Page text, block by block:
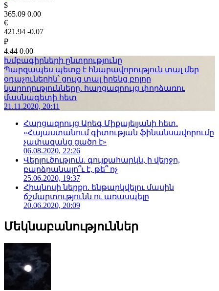
$
365.09 0.00
€
421.94 -0.07
₽
4.44 0.00
Խմբագիրների ընտրությունը
Պարզապես պետք է հնարավորություն տալ մեր
օդաչուներին՝ ցույց տալ իրենց բոլոր
կարողությունները. հարցազրույց փորձառու
մասնագետի հետ
21.11.2020, 20:11
Հարցազրույց Արեգ Միքայելյանի հետ.
«Հայաստանում գիտության ֆինանսավորումը
չափազանց ցածր է»
06.08.2020, 22:26
Վերլուծություն. գույքահարկն, ի վերջո,
բարձրանալո՞ւ է, թե՞ ոչ
25.06.2020, 19:37
Հիպնոսի ներքո. ենթարկվելու մասին
ճշմարտությունն ու առասպելը
20.06.2020, 20:09
Մեկնաբանություններ